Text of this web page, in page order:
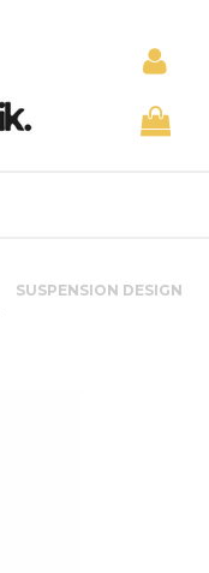
SUSPENSION DESIGN